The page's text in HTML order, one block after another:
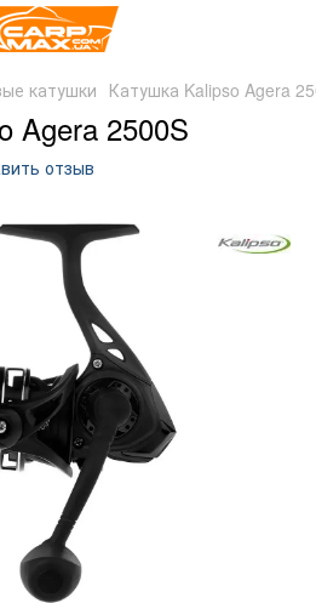
катушки Катушка Kalipso Agera
Agera 2500S
отзыв